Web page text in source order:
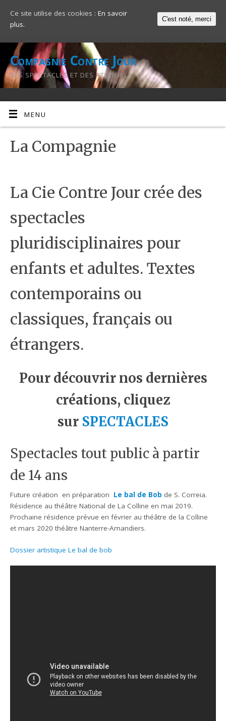
Compagnie Contre Jour
DES SPECTACLES ET DES ATELIERS
MENU
La Compagnie
La Cie Contre Jour crée des
spectacles
pluridisciplinaires pour
enfants et adultes. Textes
contemporains ou
classiques, français ou
étrangers.
Pour découvrir nos dernières
créations, cliquez
sur SPECTACLES
Spectacles tout public à partir
de 14 ans
Future création en préparation Le bal de Bob de S. Correia.
Résidence au théâtre National de La Colline en mai 2019.
Prochaine résidence prévue en février au théâtre de la Colline
et mars 2020 théâtre Nanterre-Amandiers.
Dossier artistique Le bal de bob
Ce site utilise des cookies : En savoir
plus.
C'est noté, merci